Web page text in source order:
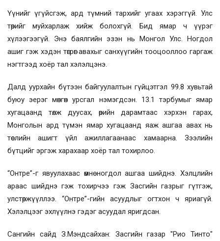
Үүнийг үгүйсгэж, ард түмний тархийг угаах хэрэггүй. Улс
төрийг муйхарлаж хийж болохгүй. Бид ямар ч үүрэг
хүлээгээгүй. Энэ баялгийн эзэн нь Монгол Улс. Ногдол
ашиг гэж хэдэн төгрөг авахыг санхүүгийн тооцооллоо гаргаж
нэгтгээд хоёр тал хэлэлцэнэ.
Далд уурхайн бүтээн байгуулалтын гүйцэтгэл 99.8 хувьтай
буюу эерэг мөнгөн урсгал нэмэгдсэн. 13.1 тэрбумыг ямар
хугацаанд төлж дуусах, өрийн дарамтаас хэрхэн гарах,
Монголын ард түмэн ямар хугацаанд яаж ашгаа авах нь
төслийн ашигт үйл ажиллагаанаас хамаарна. Зээлийн
бүтцийг эргэж харахаар хоёр тал тохирлоо.
“Онтре”-г явуулахаас өмнө ногдол ашгаа шийднэ. Хэлцлийн
араас шийднэ гэж тохирчээ гэж Засгийн газрыг гүтгэж,
улстөржүүллээ. “Онтре”-гийн асуудлыг огтхон ч яриагүй.
Хэлэлцээг эхлүүлнэ гэдэг асуудал яригдсан.
Сангийн сайд З.Мэндсайхан: Засгийн газар "Рио Тинто"